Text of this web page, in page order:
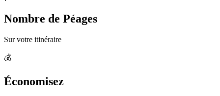
Nombre de Péages
Sur votre itinéraire
💰
Économisez